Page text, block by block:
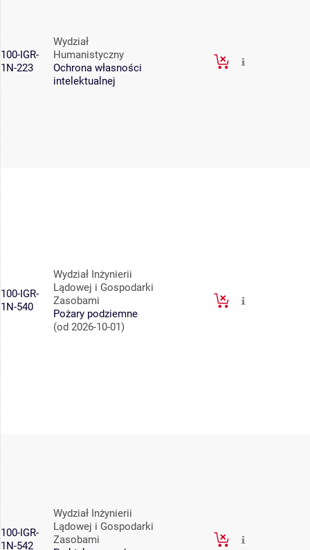
100-IGR-
1N-223
Wydział
Humanistyczny
Ochrona własności
intelektualnej
100-IGR-
1N-540
Wydział Inżynierii
Lądowej i Gospodarki
Zasobami
Pożary podziemne
(od 2026-10-01)
100-IGR-
1N-542
Wydział Inżynierii
Lądowej i Gospodarki
Zasobami